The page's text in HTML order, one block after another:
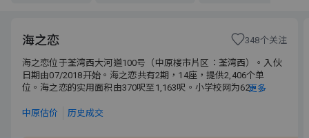
海之恋 348个关注
海之恋位于荃湾西大河道100号（中原楼市片区：荃湾西）。入伙
日期由07/2018开始。海之恋共有2期，14座，提供2,406个单位。
海之恋的实用面积由370呎至1,163呎。小学校网为62。中学校网为
海之恋位于荃湾西大河道100号（中原楼市片区：荃湾西）。入伙
日期由07/2018开始。海之恋共有2期，14座，提供2,406个单
位。海之恋的实用面积由370呎至1,163呎。小学校网为62。
更多
中原估价 历史成交